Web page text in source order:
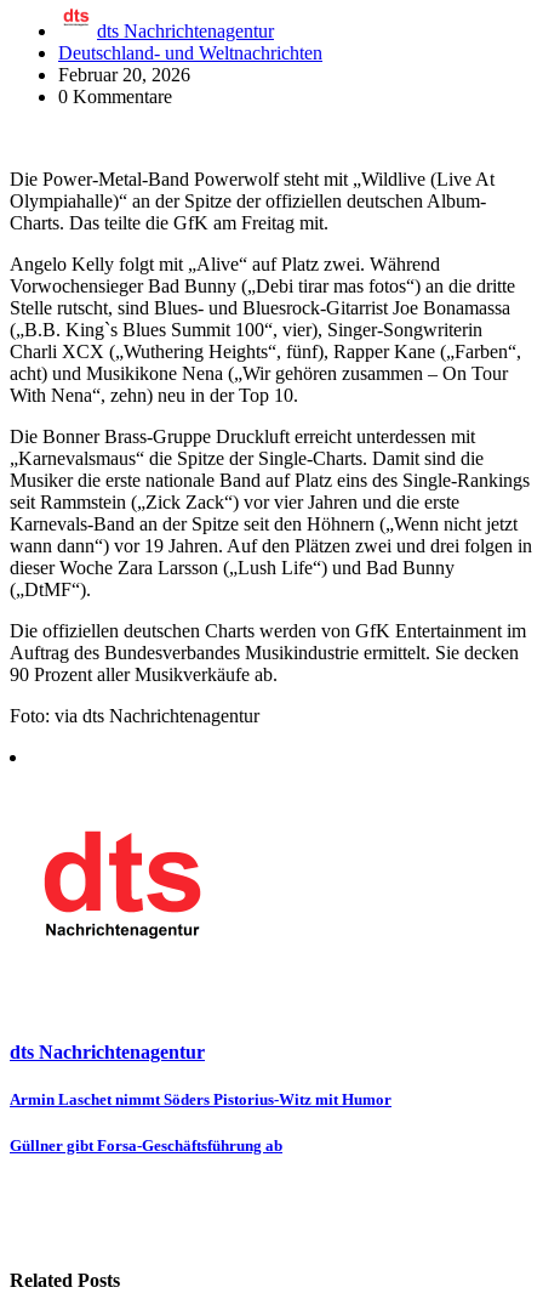
dts Nachrichtenagentur
Deutschland- und Weltnachrichten
Februar 20, 2026
0 Kommentare
Die Power-Metal-Band Powerwolf steht mit „Wildlive (Live At
Olympiahalle)“ an der Spitze der offiziellen deutschen Album-
Charts. Das teilte die GfK am Freitag mit.
Angelo Kelly folgt mit „Alive“ auf Platz zwei. Während
Vorwochensieger Bad Bunny („Debi tirar mas fotos“) an die dritte
Stelle rutscht, sind Blues- und Bluesrock-Gitarrist Joe Bonamassa
(„B.B. King`s Blues Summit 100“, vier), Singer-Songwriterin
Charli XCX („Wuthering Heights“, fünf), Rapper Kane („Farben“,
acht) und Musikikone Nena („Wir gehören zusammen – On Tour
With Nena“, zehn) neu in der Top 10.
Die Bonner Brass-Gruppe Druckluft erreicht unterdessen mit
„Karnevalsmaus“ die Spitze der Single-Charts. Damit sind die
Musiker die erste nationale Band auf Platz eins des Single-Rankings
seit Rammstein („Zick Zack“) vor vier Jahren und die erste
Karnevals-Band an der Spitze seit den Höhnern („Wenn nicht jetzt
wann dann“) vor 19 Jahren. Auf den Plätzen zwei und drei folgen in
dieser Woche Zara Larsson („Lush Life“) und Bad Bunny
(„DtMF“).
Die offiziellen deutschen Charts werden von GfK Entertainment im
Auftrag des Bundesverbandes Musikindustrie ermittelt. Sie decken
90 Prozent aller Musikverkäufe ab.
Foto: via dts Nachrichtenagentur
dts Nachrichtenagentur
Beitragsnavigation
Armin Laschet nimmt Söders Pistorius-Witz mit Humor
Güllner gibt Forsa-Geschäftsführung ab
Related Posts